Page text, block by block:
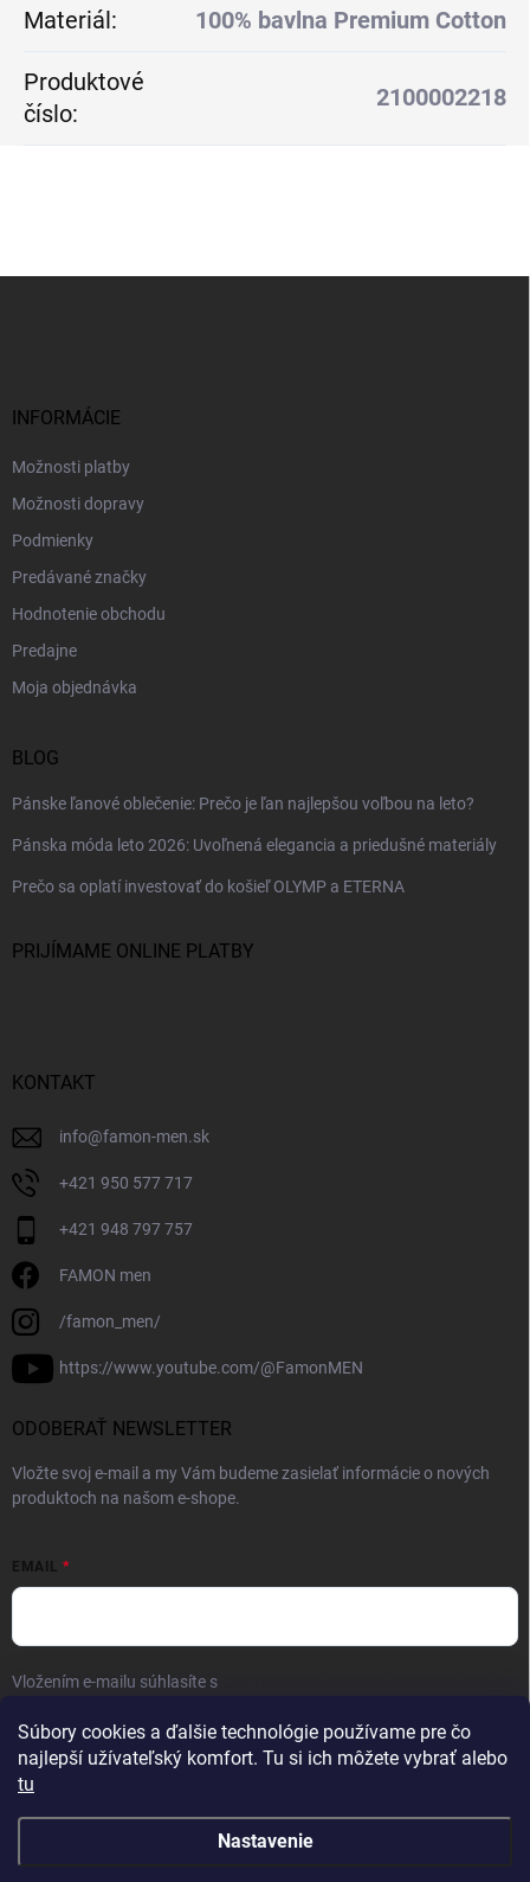
Súbory cookies a ďalšie technológie používame pre čo
najlepší užívateľský komfort. Tu si ich môžete vybrať alebo
tu
Nastavenie
Materiál: 100% bavlna Premium Cotton
Produktové
číslo:
2100002218
INFORMÁCIE
Možnosti platby
Možnosti dopravy
Podmienky
Predávané značky
Hodnotenie obchodu
Predajne
Moja objednávka
BLOG
Pánske ľanové oblečenie: Prečo je ľan najlepšou voľbou na leto?
Pánska móda leto 2026: Uvoľnená elegancia a priedušné materiály
Prečo sa oplatí investovať do košieľ OLYMP a ETERNA
PRIJÍMAME ONLINE PLATBY
KONTAKT
info@famon-men.sk
+421 950 577 717
+421 948 797 757
FAMON men
/famon_men/
https://www.youtube.com/@FamonMEN
ODOBERAŤ NEWSLETTER
Vložte svoj e-mail a my Vám budeme zasielať informácie o nových
produktoch na našom e-shope.
EMAIL
Vložením e-mailu súhlasíte s
Prihlásiť sa